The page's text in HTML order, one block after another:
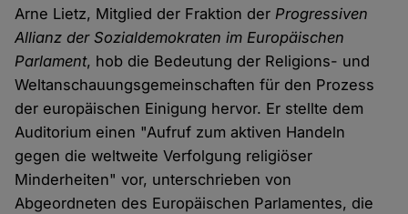
Arne Lietz, Mitglied der Fraktion derProgressiven
Allianz der Sozialdemokraten im Europäischen
Parlament, hob die Bedeutung der Religions- und
Weltanschauungsgemeinschaften für den Prozess
der europäischen Einigung hervor. Er stellte dem
Auditorium einen "Aufruf zum aktiven Handeln
gegen die weltweite Verfolgung religiöser
Minderheiten" vor, unterschrieben von
Abgeordneten des Europäischen Parlamentes, die